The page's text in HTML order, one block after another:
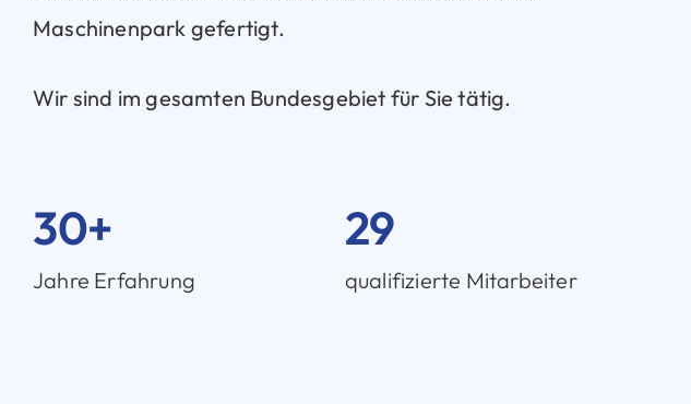
Maschinenpark gefertigt.
Wir sind im gesamten Bundesgebiet für Sie tätig.
30+
Jahre Erfahrung
29
qualifizierte Mitarbeiter